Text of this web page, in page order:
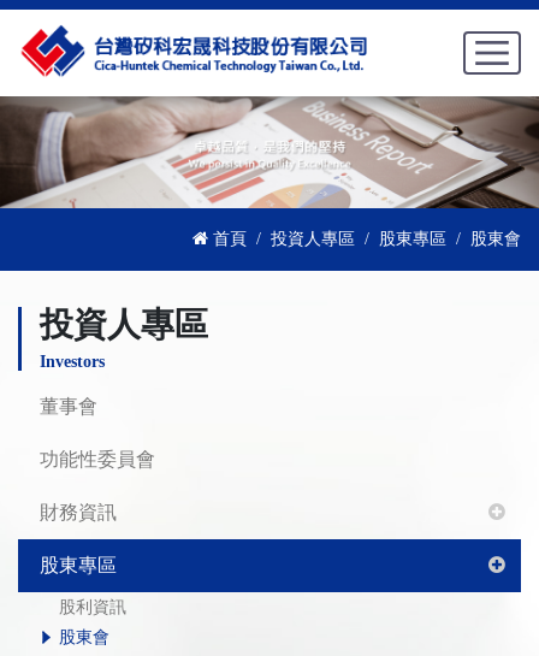
首頁 投資人專區 股東專區 股東會
投資人專區
Investors
董事會
功能性委員會
財務資訊
股東專區
股利資訊
股東會